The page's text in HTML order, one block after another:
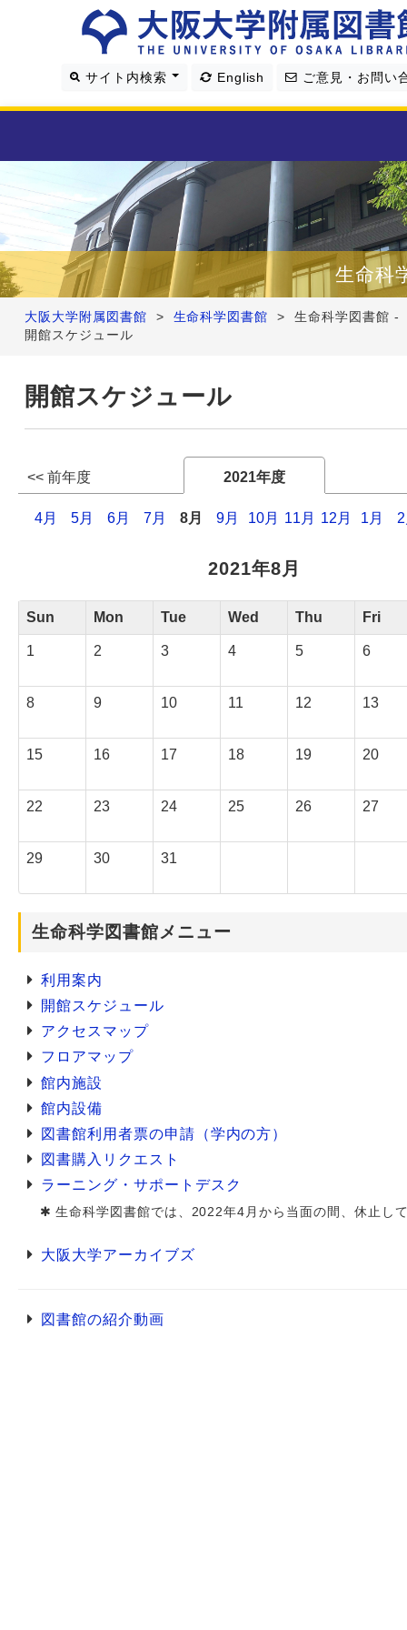
サイト内検索 English ご意見・お問い
利用案内
資料を探す
学習・研究支援
図書館について
4つの図書館
大阪大学附属図書館 > 生命科学図書館 >
生命科学図書館 -
開館スケジュール
生命科
開館スケジュール
<< 前年度 2021年度
4月 5月 6月 7月 8月 9月 10月 11月 12月 1月
2021年8月
Sun Mon Tue Wed Thu Fri
1 2 3 4 5 6
8 9 10 11 12 13
15 16 17 18 19 20
22 23 24 25 26 27
29 30 31
生命科学図書館メニュー
利用案内
開館スケジュール
アクセスマップ
フロアマップ
館内施設
館内設備
図書館利用者票の申請（学内の方）
図書購入リクエスト
ラーニング・サポートデスク
生命科学図書館では、2022年4月から当面の間、休止し
大阪大学アーカイブズ
図書館の紹介動画